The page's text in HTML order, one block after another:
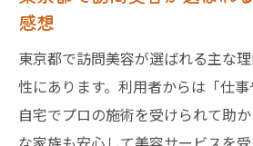
初利用でも安心な訪問美
訪問美容の料金相場と利用の
訪問美容 料金相場の目安
感想
東京都で訪問美容が選ばれる主な
性にあります。利用者からは「仕事
自宅でプロの施術を受けられて助